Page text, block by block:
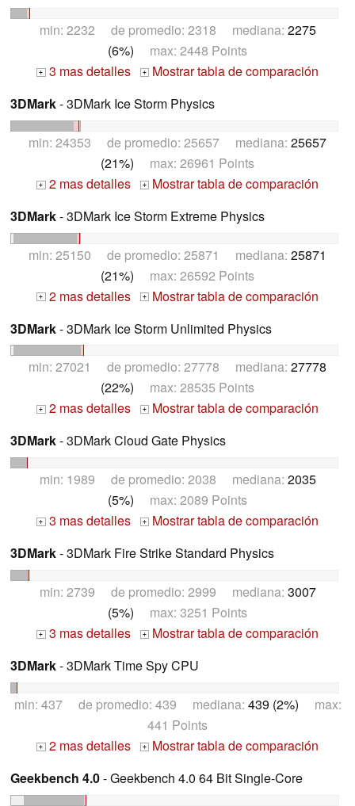
min: 2232 de promedio: 2318 mediana: 2275
(6%) max: 2448 Points
+ 3 mas detalles +
Mostrar tabla de comparación
3DMark- 3DMark Ice Storm Physics
min: 24353 de promedio: 25657 mediana: 25657
(21%) max: 26961 Points
+ 2 mas detalles +
Mostrar tabla de comparación
3DMark- 3DMark Ice Storm Extreme Physics
min: 25150 de promedio: 25871 mediana: 25871
(21%) max: 26592 Points
+ 2 mas detalles +
Mostrar tabla de comparación
3DMark- 3DMark Ice Storm Unlimited Physics
min: 27021 de promedio: 27778 mediana: 27778
(22%) max: 28535 Points
+ 2 mas detalles +
Mostrar tabla de comparación
3DMark- 3DMark Cloud Gate Physics
min: 1989 de promedio: 2038 mediana: 2035
(5%) max: 2089 Points
+ 3 mas detalles +
Mostrar tabla de comparación
3DMark- 3DMark Fire Strike Standard Physics
min: 2739 de promedio: 2999 mediana: 3007
(5%) max: 3251 Points
+ 3 mas detalles +
Mostrar tabla de comparación
3DMark- 3DMark Time Spy CPU
min: 437 de promedio: 439 mediana: 439 (2%) max:
441 Points
+ 2 mas detalles +
Mostrar tabla de comparación
Geekbench 4.0- Geekbench 4.0 64 Bit Single-Core